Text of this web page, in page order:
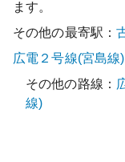
ます。
その他の最寄駅：
広電２号線(宮島線)
その他の路線：
線)